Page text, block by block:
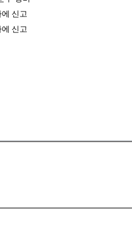
신고
신고